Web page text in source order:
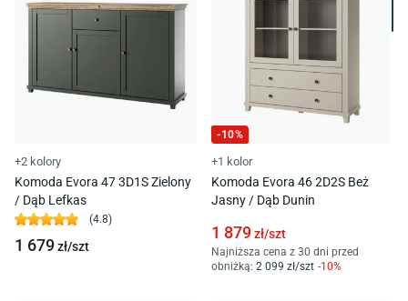
+2 kolory
Komoda Evora 47 3D1S Zielony
/ Dąb Lefkas
(4.8)
1 679zł/szt
-10%
+1 kolor
Komoda Evora 46 2D2S Beż
Jasny / Dąb Dunin
1 879zł/szt
Najniższa cena z 30 dni przed
obniżką: 2 099 zł/szt -10%